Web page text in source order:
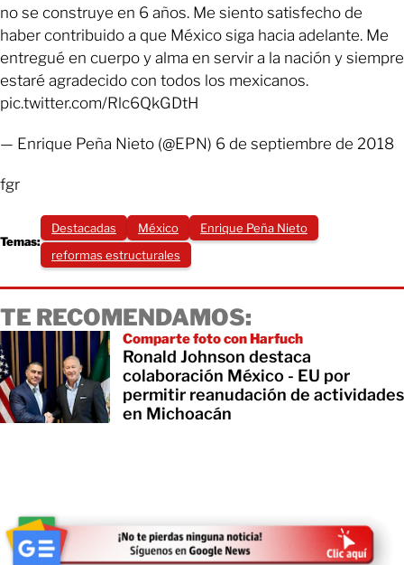
no se construye en 6 años. Me siento satisfecho de
haber contribuido a que México siga hacia adelante. Me
entregué en cuerpo y alma en servir a la nación y siempre
estaré agradecido con todos los mexicanos.
pic.twitter.com/Rlc6QkGDtH
— Enrique Peña Nieto (@EPN) 6 de septiembre de 2018
fgr
Temas:
Destacadas México
Enrique Peña Nieto
reformas estructurales
TE RECOMENDAMOS:
Comparte foto con Harfuch
Ronald Johnson destaca
colaboración México - EU por
permitir reanudación de actividades
en Michoacán